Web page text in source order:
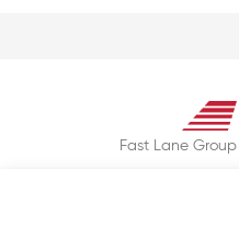
Fast Lane Group